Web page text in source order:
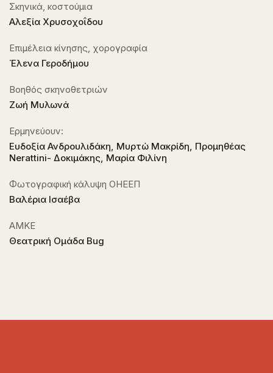
Σκηνικά, κοστούμια
Αλεξία Χρυσοχοΐδου
Επιμέλεια κίνησης, χορογραφία
Έλενα Γεροδήμου
Βοηθός σκηνοθετριών
Ζωή Μυλωνά
Ερμηνεύουν:
Ευδοξία Ανδρουλιδάκη, Μυρτώ Μακρίδη, Προμηθέας
Nerattini- Δοκιμάκης, Μαρία Φιλίνη
Φωτογραφική κάλυψη ΟΗΕΕΠ
Βαλέρια Ισαέβα
ΑΜΚΕ
Θεατρική Ομάδα Bug